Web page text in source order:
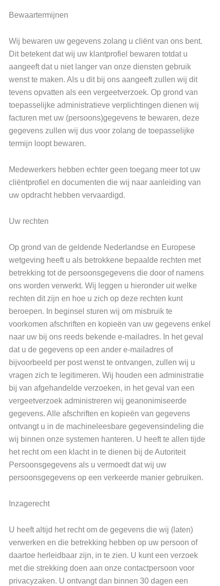
Bewaartermijnen
Wij bewaren uw gegevens zolang u cliënt van ons bent.
Dit betekent dat wij uw klantprofiel bewaren totdat u
aangeeft dat u niet langer van onze diensten gebruik
wenst te maken. Als u dit bij ons aangeeft zullen wij dit
tevens opvatten als een vergeetverzoek. Op grond van
toepasselijke administratieve verplichtingen dienen wij
facturen met uw (persoons)gegevens te bewaren, deze
gegevens zullen wij dus voor zolang de toepasselijke
termijn loopt bewaren.
Medewerkers hebben echter geen toegang meer tot uw
cliëntprofiel en documenten die wij naar aanleiding van
uw opdracht hebben vervaardigd.
Uw rechten
Op grond van de geldende Nederlandse en Europese
wetgeving heeft u als betrokkene bepaalde rechten met
betrekking tot de persoonsgegevens die door of namens
ons worden verwerkt. Wij leggen u hieronder uit welke
rechten dit zijn en hoe u zich op deze rechten kunt
beroepen. In beginsel sturen wij om misbruik te
voorkomen afschriften en kopieën van uw gegevens enkel
naar uw bij ons reeds bekende e-mailadres. In het geval
dat u de gegevens op een ander e-mailadres of
bijvoorbeeld per post wenst te ontvangen, zullen wij u
vragen zich te legitimeren. Wij houden een administratie
bij van afgehandelde verzoeken, in het geval van een
vergeetverzoek administreren wij geanonimiseerde
gegevens. Alle afschriften en kopieën van gegevens
ontvangt u in de machineleesbare gegevensindeling die
wij binnen onze systemen hanteren. U heeft te allen tijde
het recht om een klacht in te dienen bij de Autoriteit
Persoonsgegevens als u vermoedt dat wij uw
persoonsgegevens op een verkeerde manier gebruiken.
Inzagerecht
U heeft altijd het recht om de gegevens die wij (laten)
verwerken en die betrekking hebben op uw persoon of
daartoe herleidbaar zijn, in te zien. U kunt een verzoek
met die strekking doen aan onze contactpersoon voor
privacyzaken. U ontvangt dan binnen 30 dagen een